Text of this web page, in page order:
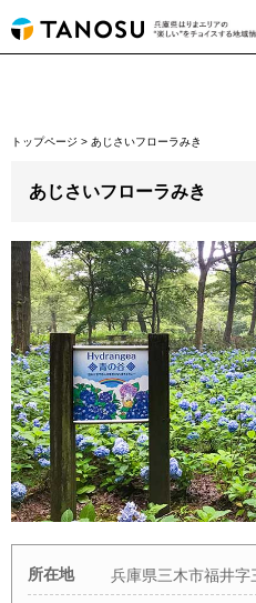
トップページ > あじさいフローラみき
あじさいフローラみき
所在地 兵庫県三木市福井字